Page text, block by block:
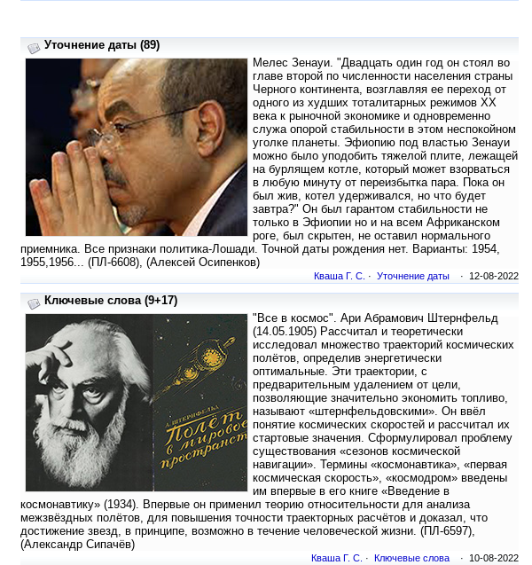
Уточнение даты (89)
Мелес Зенауи. "Двадцать один год он стоял во
главе второй по численности населения страны
Черного континента, возглавляя ее переход от
одного из худших тоталитарных режимов XX
века к рыночной экономике и одновременно
служа опорой стабильности в этом неспокойном
уголке планеты. Эфиопию под властью Зенауи
можно было уподобить тяжелой плите, лежащей
на бурлящем котле, который может взорваться
в любую минуту от переизбытка пара. Пока он
был жив, котел удерживался, но что будет
завтра?" Он был гарантом стабильности не
только в Эфиопии но и на всем Африканском
роге, был скрытен, не оставил нормального
приемника. Все признаки политика-Лошади. Точной даты рождения нет. Варианты: 1954,
1955,1956... (ПЛ-6608), (Алексей Осипенков)
Кваша Г. С. · Уточнение даты · 12-08-2022
Ключевые слова (9+17)
"Все в космос". Ари Абрамович Штернфельд
(14.05.1905) Рассчитал и теоретически
исследовал множество траекторий космических
полётов, определив энергетически
оптимальные. Эти траектории, с
предварительным удалением от цели,
позволяющие значительно экономить топливо,
называют «штернфельдовскими». Он ввёл
понятие космических скоростей и рассчитал их
стартовые значения. Сформулировал проблему
существования «сезонов космической
навигации». Термины «космонавтика», «первая
космическая скорость», «космодром» введены
им впервые в его книге «Введение в
космонавтику» (1934). Впервые он применил теорию относительности для анализа
межзвёздных полётов, для повышения точности траекторных расчётов и доказал, что
достижение звезд, в принципе, возможно в течение человеческой жизни. (ПЛ-6597),
(Александр Сипачёв)
Кваша Г. С. · Ключевые слова · 10-08-2022